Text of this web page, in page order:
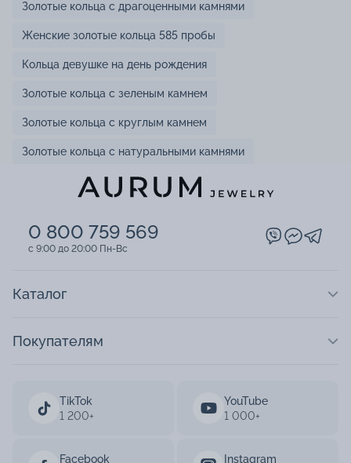
Золотые кольца с драгоценными камнями
Женские золотые кольца 585 пробы
Кольца девушке на день рождения
Золотые кольца с зеленым камнем
Золотые кольца с круглым камнем
Золотые кольца с натуральными камнями
0 800 759 569
c 9:00 до 20:00 Пн-Вс
TikTok
1 200+
YouTube
1 000+
Facebook Instagram
Каталог
Покупателям